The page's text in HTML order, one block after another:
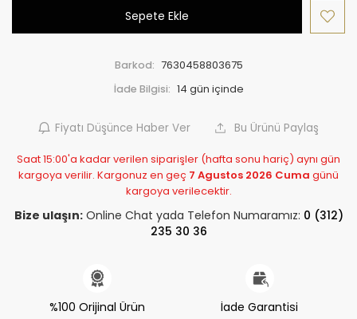
Sepete Ekle
Barkod: 7630458803675
İade Bilgisi:
Fiyatı Düşünce Haber Ver Bu Ürünü Paylaş
Saat 15:00'a kadar verilen siparişler (hafta sonu hariç) aynı gün
kargoya verilir. Kargonuz en geç 7 Agustos 2026 Cuma günü
kargoya verilecektir.
Bize ulaşın:Online Chat yada Telefon Numaramız: 0 (312)
235 30 36
%100 Orijinal Ürün
İade Garantisi